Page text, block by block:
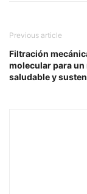
Previous article
Filtración
molecular para un
saludable y